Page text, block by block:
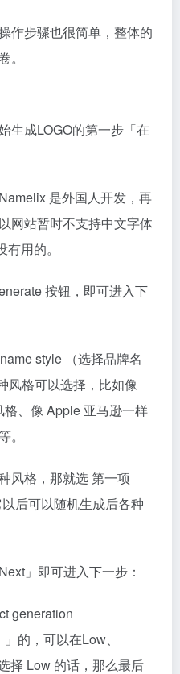
作步骤也很简单，整体的
生成LOGO的第一步「在
是外国人开发，再
网站暂时不支持中文字体
用的。
按钮，即可进入下
style （选择品牌名
风格可以选择，比如像
、像 Apple 亚马逊一样
风格，那就选 第一项
后可以随机生成后各种
」即可进入下一步：
generation
的，可以在Low、
择 Low 的话，那么最后